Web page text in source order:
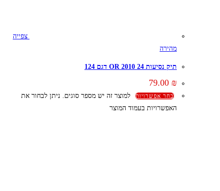
צפייה
מהירה
תיק נסיעות 24 OR 2010 דגם 124
79.00 ₪
בחר אפשרויות
למוצר זה יש מספר סוגים. ניתן לבחור את
האפשרויות בעמוד המוצר